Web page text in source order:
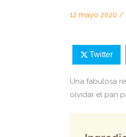
12 mayo 2020 /
Twitter
Una fabulosa
olvidar el pan